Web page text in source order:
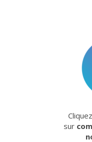
Cliquez
sur